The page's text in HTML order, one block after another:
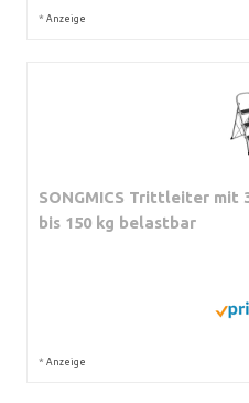
* Anzeige
SONGMICS Trittleiter mit
bis 150 kg belastbar
* Anzeige